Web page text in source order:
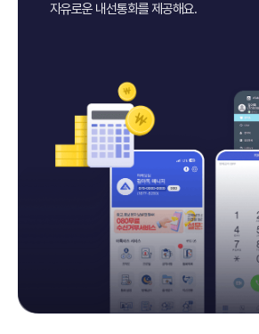
자유로운 내선통화를 제공해요.